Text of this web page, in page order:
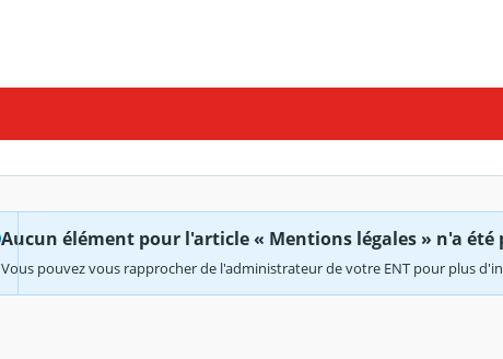
Aucun élément pour l'article « Mentions légales » n'a été
Vous pouvez vous rapprocher de l'administrateur de votre ENT pour plus